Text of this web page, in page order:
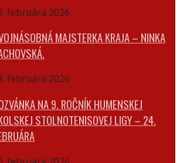
februára 2026
MAJSTERKA KRAJA – NINKA
februára 2026
NA 9. ROČNÍK HUMENSKEJ
STOLNOTENISOVEJ LIGY – 24.